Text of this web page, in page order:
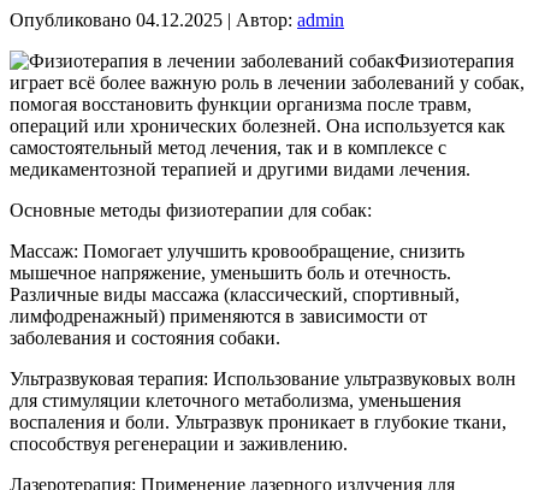
Опубликовано 04.12.2025 | Автор: admin
Физиотерапия
играет всё более важную роль в лечении заболеваний у собак,
помогая восстановить функции организма после травм,
операций или хронических болезней. Она используется как
самостоятельный метод лечения, так и в комплексе с
медикаментозной терапией и другими видами лечения.
Основные методы физиотерапии для собак:
Массаж: Помогает улучшить кровообращение, снизить
мышечное напряжение, уменьшить боль и отечность.
Различные виды массажа (классический, спортивный,
лимфодренажный) применяются в зависимости от
заболевания и состояния собаки.
Ультразвуковая терапия: Использование ультразвуковых волн
для стимуляции клеточного метаболизма, уменьшения
воспаления и боли. Ультразвук проникает в глубокие ткани,
способствуя регенерации и заживлению.
Лазеротерапия: Применение лазерного излучения для